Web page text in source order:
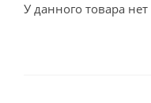
У данного товара